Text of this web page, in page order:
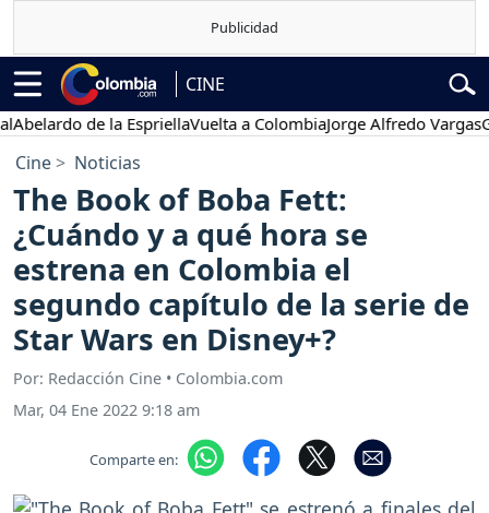
CINE
de la EspriellaVuelta a ColombiaJorge Alfredo Vargas
Cine Noticias
The Book of Boba Fett:
¿Cuándo y a qué hora se
estrena en Colombia el
segundo capítulo de la serie de
Star Wars en Disney+?
Por: Redacción Cine • Colombia.com
Mar, 04 Ene 2022 9:18 am
Comparte en: